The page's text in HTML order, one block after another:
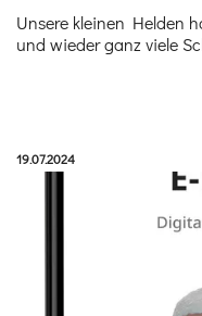
Unsere kleinen Helden
und wieder ganz viele
Veröffentlicht am:
19.07.2024